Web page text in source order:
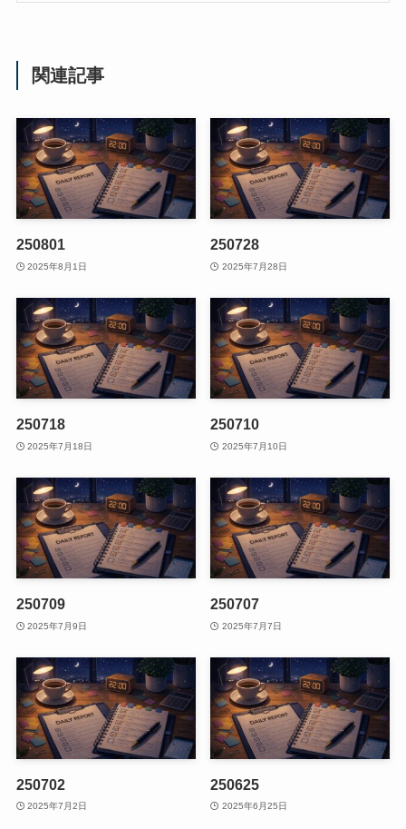
関連記事
250801
2025年8月1日
250728
2025年7月28日
250718
2025年7月18日
250710
2025年7月10日
250709
2025年7月9日
250707
2025年7月7日
250702
2025年7月2日
250625
2025年6月25日